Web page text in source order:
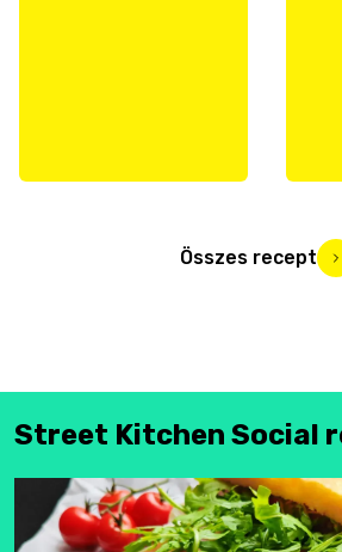
Összes recept
Street Kitchen Social